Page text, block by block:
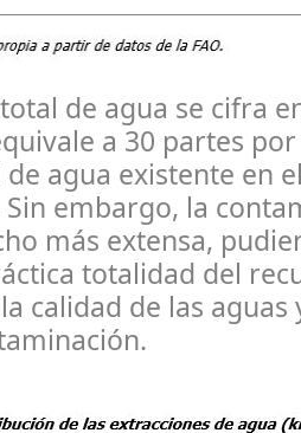
de agua se cifra
a 30 partes
agua existente en
Sin embargo, la
más extensa,
totalidad del
calidad de las aguas